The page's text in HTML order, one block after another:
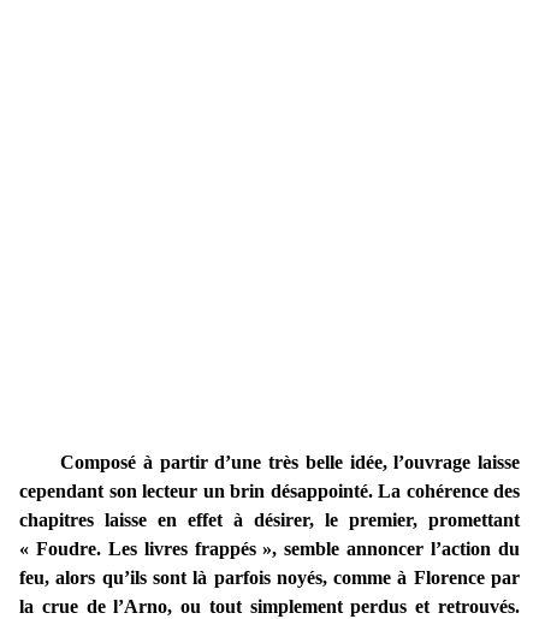
Composé à partir d’une très belle idée, l’ouvrage laisse
cependant son lecteur un brin désappointé. La cohérence des
chapitres laisse en effet à désirer, le premier, promettant
« Foudre. Les livres frappés », semble annoncer l’action du
feu, alors qu’ils sont là parfois noyés, comme à Florence par
la crue de l’Arno, ou tout simplement perdus et retrouvés.